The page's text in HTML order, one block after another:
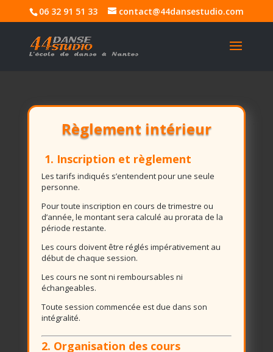
06 32 91 51 33 contact@44dansestudio.com
Règlement intérieur
1. Inscription et règlement
Les tarifs indiqués s’entendent pour une seule
personne.
Pour toute inscription en cours de trimestre ou
d’année, le montant sera calculé au prorata de la
période restante.
Les cours doivent être réglés impérativement au
début de chaque session.
Les cours ne sont ni remboursables ni
échangeables.
Toute session commencée est due dans son
intégralité.
2. Organisation des cours